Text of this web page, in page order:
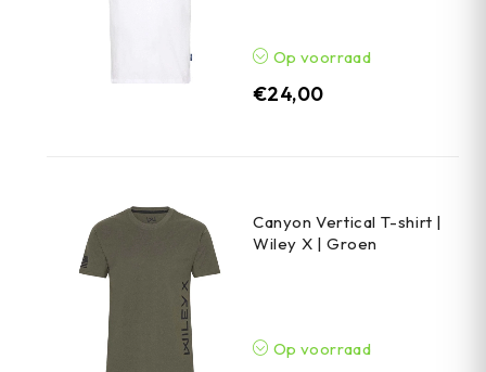
Op voorraad
€24,00
Canyon Vertical T-shirt |
Wiley X | Groen
Op voorraad